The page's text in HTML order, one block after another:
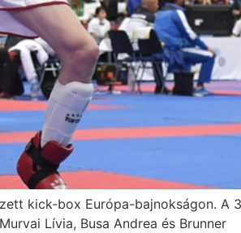
kick-box Európa-bajnokságon. A
Lívia, Busa Andrea és Brunner